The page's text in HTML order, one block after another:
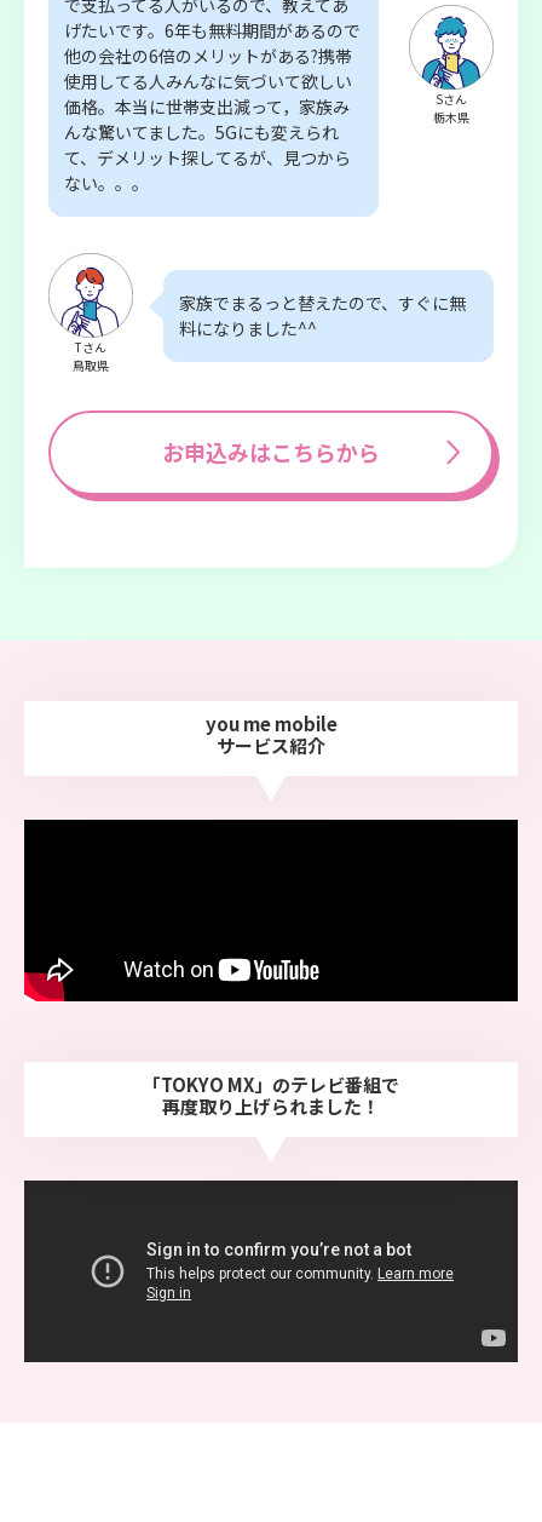
Sさん
栃木県
げたいです。6年も無料期間があるので
他の会社の6倍のメリットがある?携帯
使用してる人みんなに気づいて欲しい
価格。本当に世帯支出減って，家族み
んな驚いてました。5Gにも変えられ
て、デメリット探してるが、見つから
ない。。。
Tさん
鳥取県
家族でまるっと替えたので、すぐに無
料になりました^^
お申込みはこちらから
you me mobile
サービス紹介
「TOKYO MX」のテレビ番組で
再度取り上げられました！